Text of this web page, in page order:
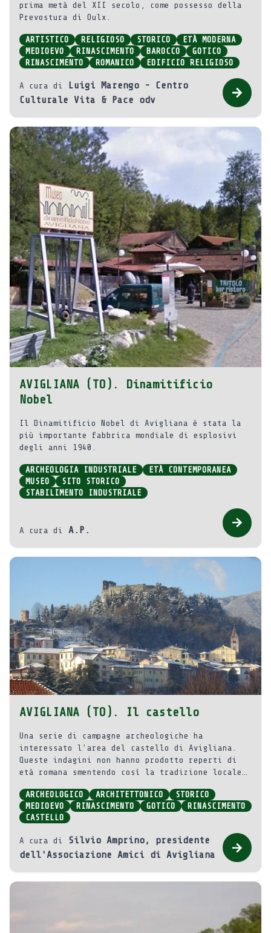
prima metà del XII secolo, come possesso della
Prevostura di Oulx.
ARTISTICO RELIGIOSO STORICO
ETÀ MODERNA
MEDIOEVO
RINASCIMENTO BAROCCO
GOTICO
RINASCIMENTO
ROMANICO EDIFICIO RELIGIOSO
A cura di
Luigi Marengo - Centro
Culturale Vita & Pace odv
AVIGLIANA (TO). Dinamitificio
Nobel
Il Dinamitificio Nobel di Avigliana è stata la
più importante fabbrica mondiale di esplosivi
degli anni 1940.
ARCHEOLOGIA INDUSTRIALE
ETÀ CONTEMPORANEA
MUSEO
SITO STORICO
STABILIMENTO INDUSTRIALE
A cura di A.P.
AVIGLIANA (TO). Il castello
Una serie di campagne archeologiche ha
interessato l’area del castello di Avigliana.
Queste indagini non hanno prodotto reperti di
età romana smentendo così la tradizione locale
ARCHEOLOGICO
ARCHITETTONICO
STORICO
MEDIOEVO
RINASCIMENTO GOTICO
RINASCIMENTO
CASTELLO
A cura di
Silvio Amprino, presidente
dell'Associazione Amici di Avigliana